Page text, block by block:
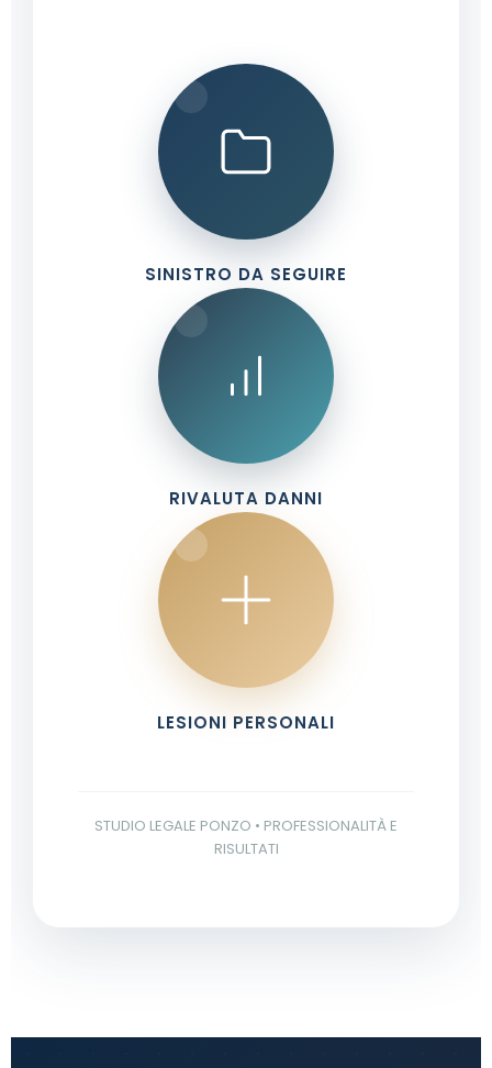
SINISTRO DA SEGUIRE
RIVALUTA DANNI
LESIONI PERSONALI
STUDIO LEGALE PONZO • PROFESSIONALITÀ E
RISULTATI